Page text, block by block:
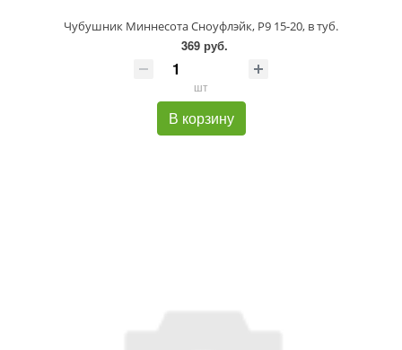
Чубушник Миннесота Сноуфлэйк, P9 15-20, в туб.
369 руб.
шт
В корзину